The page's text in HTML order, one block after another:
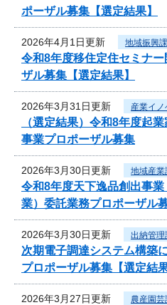
ポーザル募集【選定結果】
2026年4月1日更新 地域振興課
令和8年度移住定住セミナ
ザル募集【選定結果】
2026年3月31日更新 産業イ
（選定結果）令和8年度起
事業プロポーザル募集
2026年3月30日更新 地域産業
令和8年度天下逸品創出事
業）委託業務プロポーザル
2026年3月30日更新 出納管理
次期電子調達システム構築
プロポーザル募集【選定結果
2026年3月27日更新 農産園芸